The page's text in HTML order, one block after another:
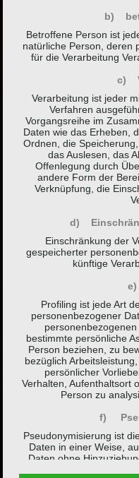
b)
Betroffene Person ist
natürliche Person, deren
für die Verarbeitung
c)
Verarbeitung ist jeder
Verfahren
Vorgangsreihe im
Daten wie das Erheben,
Ordnen, die
das Auslesen, das
Offenlegung durch
andere Form der
Verknüpfung, die
d)
Einschränkung der
gespeicherter
künftige
Profiling ist jede Art
personenbezogener
bestimmte persönliche
Person beziehen, zu
bezüglich
persönlicher
Verhalten, Aufenthaltsort
Person zu
f)
Pseudonymisierung ist
Daten in einer Weise,
Daten ohne